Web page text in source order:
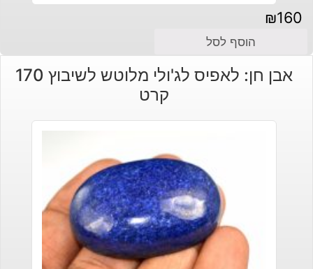
₪160
הוסף לסל
אבן חן: לאפיס לג'ולי מלוטש לשיבוץ 170
קרט